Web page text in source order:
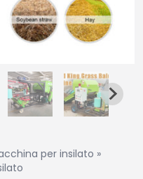
per insilato »